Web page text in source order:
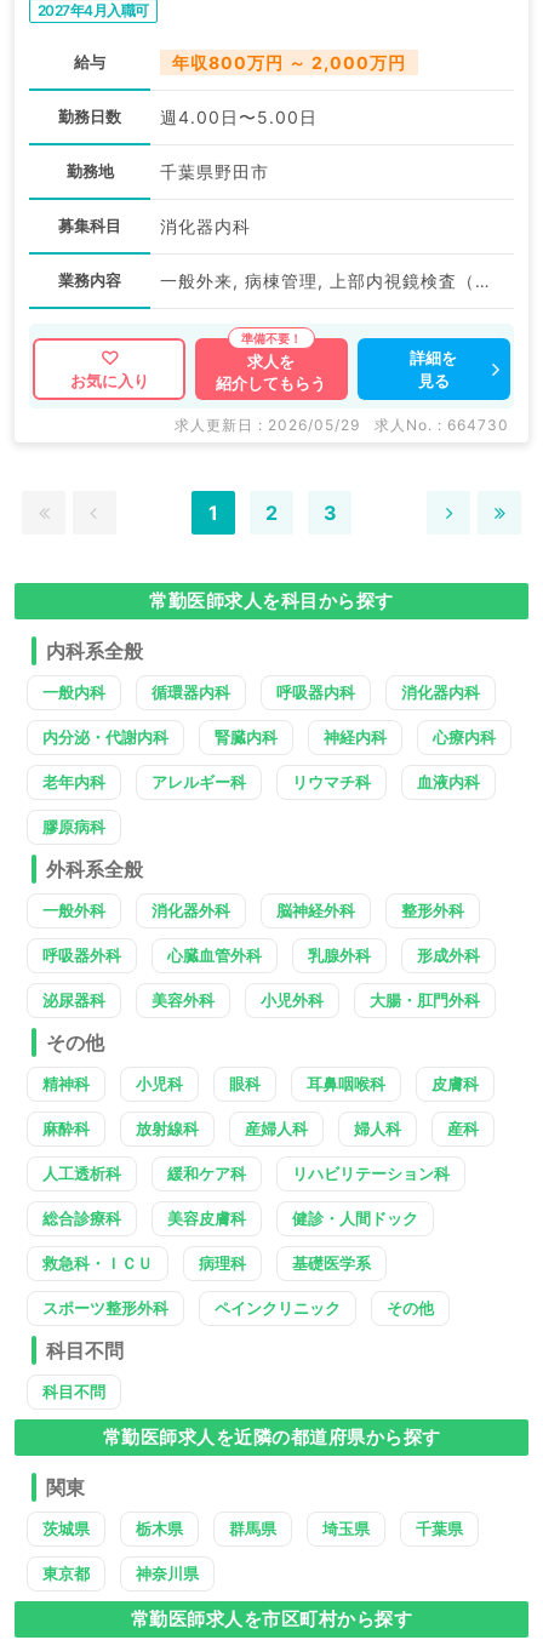
2027年4月入職可
給与 年収800万円 ～ 2,000万円
勤務日数 週4.00日〜5.00日
勤務地 千葉県野田市
募集科目 消化器内科
業務内容 一般外来, 病棟管理, 上部内視鏡検査（ＧＦ）, 下部内視鏡検査（ＣＦ）, 内視鏡治療（ESD・ERCP等）
お気に入り
求人を
紹介してもらう
詳細を
見る
求人更新日 : 2026/05/29 求人No. : 664730
1 2 3
常勤医師求人を科目から探す
内科系全般
一般内科 循環器内科 呼吸器内科 消化器内科
内分泌・代謝内科 腎臓内科 神経内科 心療内科
老年内科 アレルギー科 リウマチ科 血液内科
膠原病科
外科系全般
一般外科 消化器外科 脳神経外科 整形外科
呼吸器外科 心臓血管外科 乳腺外科 形成外科
泌尿器科 美容外科 小児外科 大腸・肛門外科
その他
精神科 小児科 眼科 耳鼻咽喉科 皮膚科
麻酔科 放射線科 産婦人科 婦人科 産科
人工透析科 緩和ケア科 リハビリテーション科
総合診療科 美容皮膚科 健診・人間ドック
救急科・ＩＣＵ 病理科 基礎医学系
スポーツ整形外科 ペインクリニック その他
科目不問
科目不問
常勤医師求人を近隣の都道府県から探す
関東
茨城県 栃木県 群馬県 埼玉県 千葉県
東京都 神奈川県
常勤医師求人を市区町村から探す